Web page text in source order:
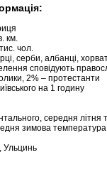
км.
чол.
серби, албанці,
сповідують
2% – протестанти
на 1 годину
середня
зимова
Ульцинь